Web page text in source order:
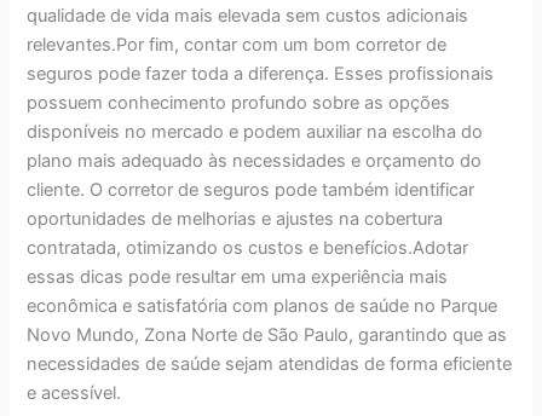
qualidade de vida mais elevada sem custos adicionais
relevantes.Por fim, contar com um bom corretor de
seguros pode fazer toda a diferença. Esses profissionais
possuem conhecimento profundo sobre as opções
disponíveis no mercado e podem auxiliar na escolha do
plano mais adequado às necessidades e orçamento do
cliente. O corretor de seguros pode também identificar
oportunidades de melhorias e ajustes na cobertura
contratada, otimizando os custos e benefícios.Adotar
essas dicas pode resultar em uma experiência mais
econômica e satisfatória com planos de saúde no Parque
Novo Mundo, Zona Norte de São Paulo, garantindo que as
necessidades de saúde sejam atendidas de forma eficiente
e acessível.